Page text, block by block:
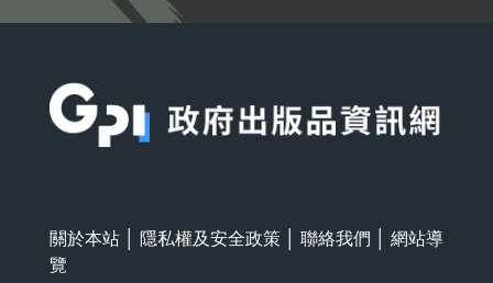
關於本站 隱私權及安全政策 聯絡我們
網站導
覽